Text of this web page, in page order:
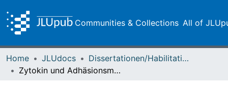
Communities & Collections All of
Home JLUdocs
Dissertationen/Habilitationen
Zytokin und Adhäsionsmolekülveränderungen im Serum bei an Multiple Sklerose erkrankten Patienten (RRMS und SPMS) ohne und unter Therapie mit Interferon-beta 1a und 1b